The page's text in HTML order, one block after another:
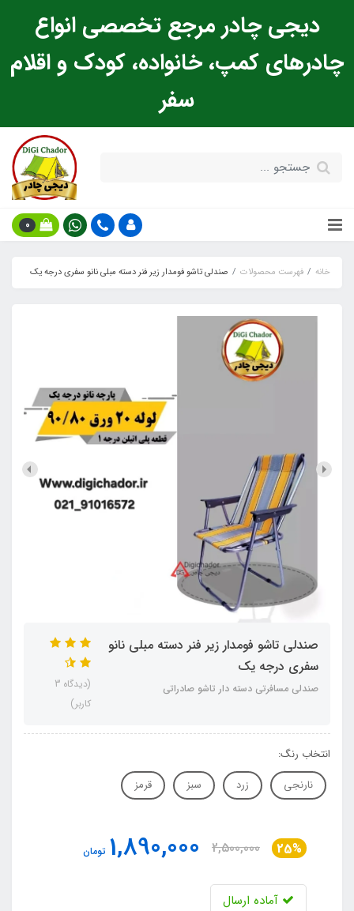
دیجی چادر مرجع تخصصی انواع
چادرهای کمپ، خانواده، کودک و اقلام
سفر
0
خانه فهرست محصولات صندلی تاشو فومدار زیر فنر دسته مبلی نانو سفری درجه یک
صندلی تاشو فومدار زیر فنر دسته مبلی نانو
سفری درجه یک
صندلی مسافرتی دسته دار تاشو صادراتی
(دیدگاه 3
کاربر)
انتخاب رنگ:
نارنجی
زرد سبز قرمز
25%
2,500,000
1,890,000 تومان
آماده ارسال